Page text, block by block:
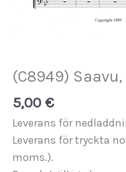
(C8949)
5,00 €
Leverans för
Leverans för tryckta
moms.).